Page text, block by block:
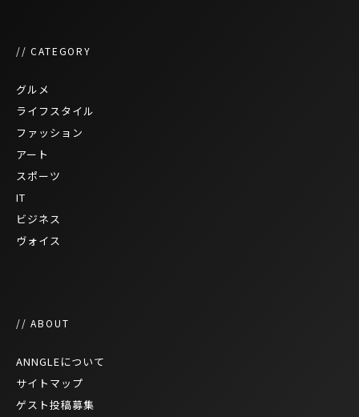
// CATEGORY
グルメ
ライフスタイル
ファッション
アート
スポーツ
IT
ビジネス
ヴォイス
// ABOUT
ANNGLEについて
サイトマップ
ゲスト投稿募集